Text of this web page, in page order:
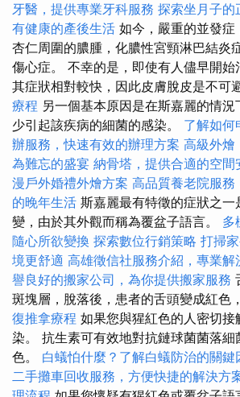
牙醫，提供專業牙科服務 探索坐月子的
有健康的產後生活 如今，嚴重的並發症
杏仁周圍的膿腫，化膿性宮頸淋巴結炎
傷心症。 不幸的是，即使有人儘早開始
其症狀相對較快，因此皮膚脫皮是不可
療程 另一個基本原因是在斯嘉麗的情
少引起該疾病的細菌的感染。 了解如何
辦服務，快速有效的辦理方案 高級外燴
為難忘的盛宴 納骨塔，提供合適的空間
漫戶外婚禮外燴方案 高品質養老院服
的晚年生活 斯嘉麗最有特徵的症狀之一
變，由於其外觀而稱為覆盆子語言。 多
隨心所欲變換 探索數位行銷策略 打掃
境更舒適 高雄徵信社服務介紹，專業解
譽良好的搬家公司，為你提供搬家服務
斑塊層，脫落後，患者的舌頭變成紅色
復推拿療程 如果您與猩紅色的人密切
染。 抗生素可有效地對抗鏈球菌菌落細
色。 白蟻怕什麼？了解白蟻防治的關鍵
二手攤車回收服務，方便快捷的解決方